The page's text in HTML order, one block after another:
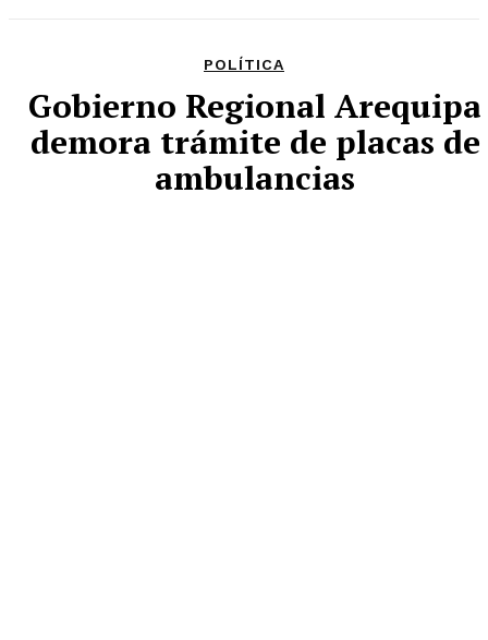
POLÍTICA
Gobierno Regional Arequipa
demora trámite de placas de
ambulancias